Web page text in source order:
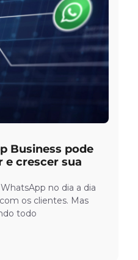
Business pode
e crescer sua
no dia a dia
os clientes. Mas
todo